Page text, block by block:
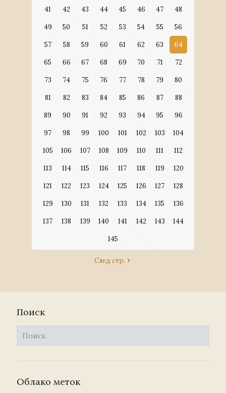
41 42 43 44 45 46 47 48
49 50 51 52 53 54 55 56
57 58 59 60 61 62 63 64
65 66 67 68 69 70 71 72
73 74 75 76 77 78 79 80
81 82 83 84 85 86 87 88
89 90 91 92 93 94 95 96
97 98 99 100 101 102 103 104
105 106 107 108 109 110 111 112
113 114 115 116 117 118 119 120
121 122 123 124 125 126 127 128
129 130 131 132 133 134 135 136
137 138 139 140 141 142 143 144
145
След стр.
Поиск
Облако меток